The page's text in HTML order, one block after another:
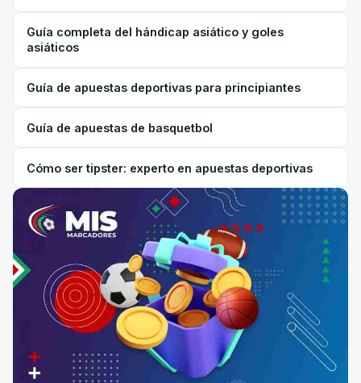
Guía completa del hándicap asiático y goles
asiáticos
Guía de apuestas deportivas para principiantes
Guía de apuestas de basquetbol
Cómo ser tipster: experto en apuestas deportivas